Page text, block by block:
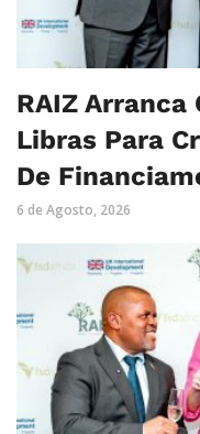
RAIZ Arranca
Libras Para
De
6 de Agosto, 2026